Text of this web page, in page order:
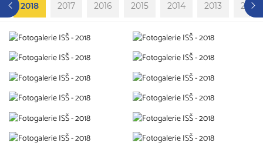
2018 2017 2016 2015 2014 2013 2012